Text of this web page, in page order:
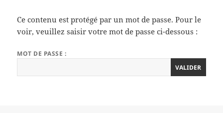
Ce contenu est protégé par un mot de passe. Pour le
voir, veuillez saisir votre mot de passe ci-dessous :
MOT DE PASSE :